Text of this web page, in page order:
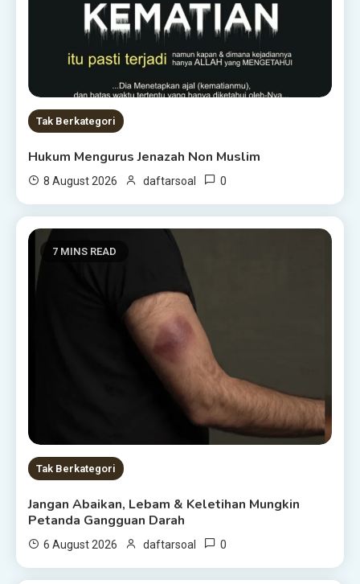
Tak Berkategori
Hukum Mengurus Jenazah Non Muslim
8 August 2026 daftarsoal 0
7 MINS READ
Tak Berkategori
Jangan Abaikan, Lebam & Keletihan Mungkin
Petanda Gangguan Darah
6 August 2026 daftarsoal 0